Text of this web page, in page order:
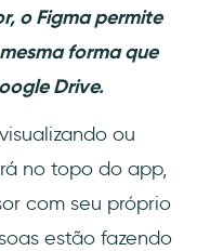
o Figma permite
forma que
Drive.
ou
no topo do app,
com seu próprio
estão fazendo